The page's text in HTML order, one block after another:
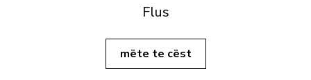
Flus
mëte te cëst